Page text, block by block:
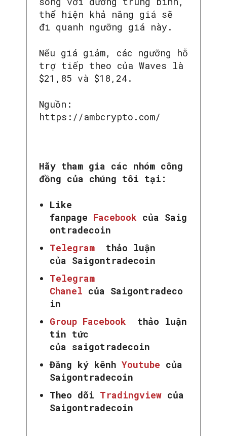
SEARCH...
thể hiện khả năng giá sẽ
đi quanh ngưỡng giá này.
Nếu giá giảm, các ngưỡng hỗ
trợ tiếp theo của Waves là
$21,85 và $18,24.
Nguồn:
https://ambcrypto.com/
Hãy tham gia các nhóm công
đồng của chúng tôi tại:
Like
fanpage Facebook của Saig
ontradecoin
Telegram
thảo luận
của Saigontradecoin
Telegram
Chanel của Saigontradeco
in
Group Facebook
thảo luận
tin tức
của saigotradecoin
Đăng ký kênh Youtube của
Saigontradecoin
Theo dõi Tradingview của
Saigontradecoin